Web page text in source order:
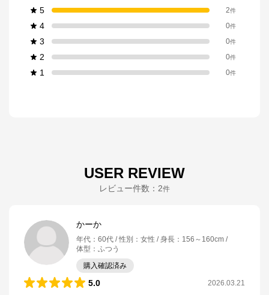
5
2件
4 0件
3 0件
2 0件
1 0件
USER REVIEW
レビュー件数： 2件
かーか
年代 ： 60代 性別 ： 女性 身長 ： 156～160cm
体型 ： ふつう
購入確認済み
5.0 2026.03.21